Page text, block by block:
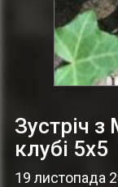
Зустріч
клубі 5х5
19 листопада